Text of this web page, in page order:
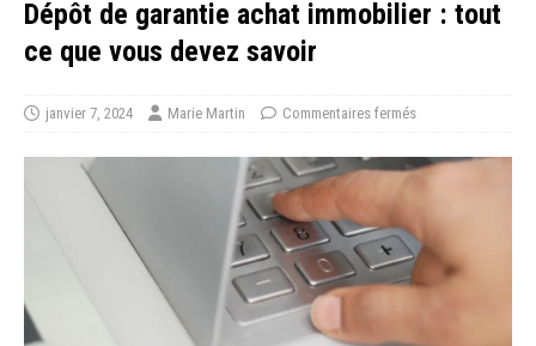
Dépôt de garantie achat immobilier : tout
ce que vous devez savoir
janvier 7, 2024 Marie Martin Commentaires fermés